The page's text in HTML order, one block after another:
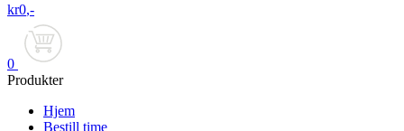
kr0,-
0
Produkter
Hjem
Bestill time